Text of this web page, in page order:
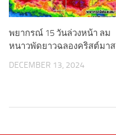
พยากรณ์ 15 วันล่วงหน้า ลม
หนาวพัดยาวฉลองคริสต์มาส
DECEMBER 13, 2024